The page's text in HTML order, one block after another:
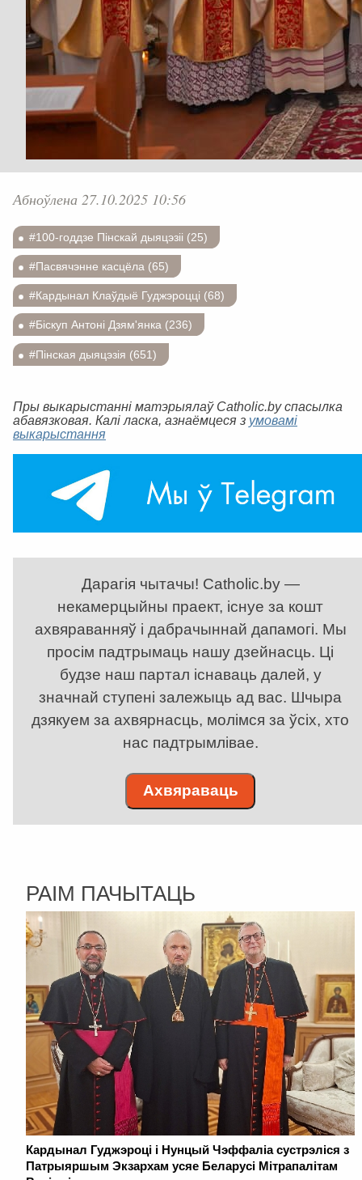
Абноўлена 27.10.2025 10:56
#100-годдзе Пінскай дыяцэзіі (25)
#Пасвячэнне касцёла (65)
#Кардынал Клаўдыё Гуджэроцці (68)
#Біскуп Антоні Дзям'янка (236)
#Пінская дыяцэзія (651)
Пры выкарыстанні матэрыялаў Catholic.by спасылка
абавязковая. Калі ласка, азнаёмцеся з умовамі
выкарыстання
Дарагія чытачы! Catholic.by —
некамерцыйны праект, існуе за кошт
ахвяраванняў і дабрачыннай дапамогі. Мы
просім падтрымаць нашу дзейнасць. Ці
будзе наш партал існаваць далей, у
значнай ступені залежыць ад вас. Шчыра
дзякуем за ахвярнасць, молімся за ўсіх, хто
нас падтрымлівае.
Ахвяраваць
РАІМ ПАЧЫТАЦЬ
Кардынал Гуджэроці і Нунцый Чэффаліа сустрэліся з
Патрыяршым Экзархам усяе Беларусі Мітрапалітам